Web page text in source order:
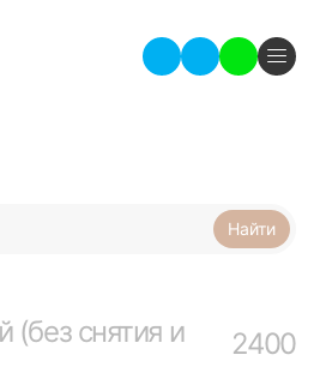
(без снятия и 2400